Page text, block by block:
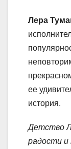
Лера
ее
история.
Детство
радости и